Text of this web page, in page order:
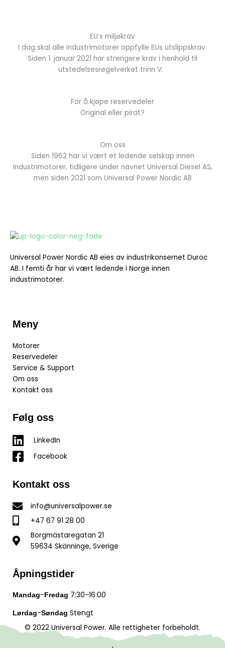
EU:s miljøkrav
I dag skal alle industrimotorer oppfylle EUs utslippskrav.
Siden 1. januar 2021 har strengere krav i henhold til
utstedelsesregelverket trinn V.
For å kjøpe reservedeler
Original eller pirat?
Om oss
Siden 1962 har vi vært et ledende selskap innen
industrimotorer, tidligere under navnet Universal Diesel AS,
men siden 2021 som Universal Power Nordic AB
Universal Power Nordic AB eies av industrikonsernet Duroc
AB. I femti år har vi vært ledende i Norge innen
industrimotorer.
Meny
Motorer
Reservedeler
Service & Support
Om oss
Kontakt oss
Følg oss
LinkedIn
Facebook
Kontakt oss
info@universalpower.se
+47 67 91 28 00
Borgmästaregatan 21
59634 Skänninge, Sverige
Åpningstider
Mandag-Fredag 7:30-16:00
Lørdag-Søndag Stengt
© 2022 Universal Power. Alle rettigheter forbeholdt.